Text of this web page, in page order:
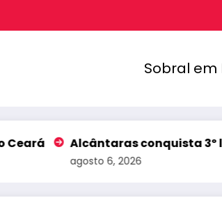
Sobral em
Alcântaras conquista 3º lugar no
agosto 6, 2026